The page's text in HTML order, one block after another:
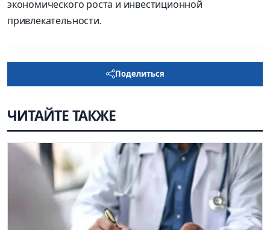
экономического роста и инвестиционной
привлекательности.
Поделиться
ЧИТАЙТЕ ТАКЖЕ